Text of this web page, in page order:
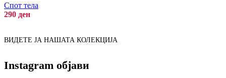
Спот тела
290 ден
ВИДЕТЕ ЈА НАШАТА КОЛЕКЦИЈА
Instagram објави